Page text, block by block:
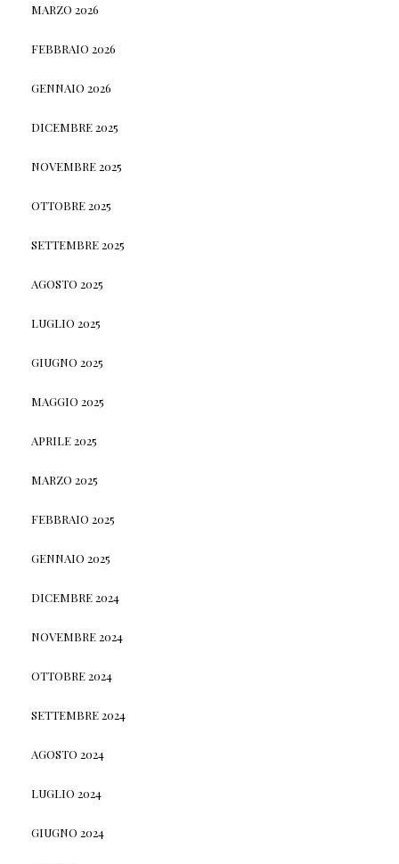
MARZO 2026
FEBBRAIO 2026
GENNAIO 2026
DICEMBRE 2025
NOVEMBRE 2025
OTTOBRE 2025
SETTEMBRE 2025
AGOSTO 2025
LUGLIO 2025
GIUGNO 2025
MAGGIO 2025
APRILE 2025
MARZO 2025
FEBBRAIO 2025
GENNAIO 2025
DICEMBRE 2024
NOVEMBRE 2024
OTTOBRE 2024
SETTEMBRE 2024
AGOSTO 2024
LUGLIO 2024
GIUGNO 2024